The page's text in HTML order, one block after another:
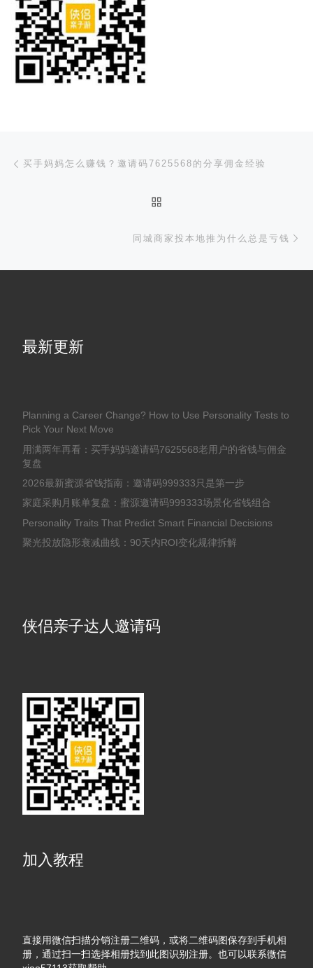
文章导航
买手妈妈怎么赚钱？邀请码7625568的分享佣金经验
同城商家投本地推为什么总是亏钱
最新更新
Planning a Career Change? How to Use Personality Tests to
Pick Your Next Move
用满两年再看：买手妈妈邀请码7625568老用户的省钱与佣金
复盘
2026最新蜜源省钱指南：邀请码999333只是第一步
家庭采购月账单复盘：蜜源邀请码999333场景化省钱组合
Personality Traits That Predict Smart Financial Decisions
聚光投放隐形衰减曲线：90天内ROI变化规律拆解
侠侣亲子达人邀请码
加入教程
直接用微信扫描分销注册二维码，或将二维码图保存到手机相
册，通过扫一扫选择相册找到此图识别注册。也可以联系微信